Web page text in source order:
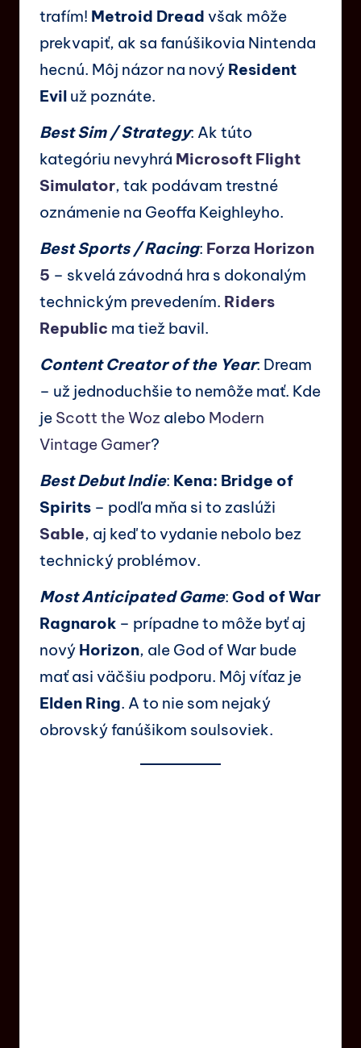
trafím! Metroid Dread však môže
prekvapiť, ak sa fanúšikovia Nintenda
hecnú. Môj názor na nový Resident
Evil už poznáte.
Best Sim / Strategy: Ak túto
kategóriu nevyhrá Microsoft Flight
Simulator, tak podávam trestné
oznámenie na Geoffa Keighleyho.
Best Sports / Racing: Forza Horizon
5 – skvelá závodná hra s dokonalým
technickým prevedením. Riders
Republic ma tiež bavil.
Content Creator of the Year: Dream
– už jednoduchšie to nemôže mať. Kde
je Scott the Woz alebo Modern
Vintage Gamer?
Best Debut Indie: Kena: Bridge of
Spirits – podľa mňa si to zaslúži
Sable, aj keď to vydanie nebolo bez
technický problémov.
Most Anticipated Game: God of War
Ragnarok – prípadne to môže byť aj
nový Horizon, ale God of War bude
mať asi väčšiu podporu. Môj víťaz je
Elden Ring. A to nie som nejaký
obrovský fanúšikom soulsoviek.